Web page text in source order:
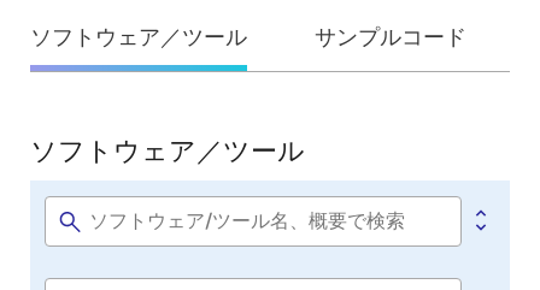
設
計・
発
ソフトウェア／ツール サンプルコード
ソ
フ
ト
ウ
ソフトウェア／ツール
Software